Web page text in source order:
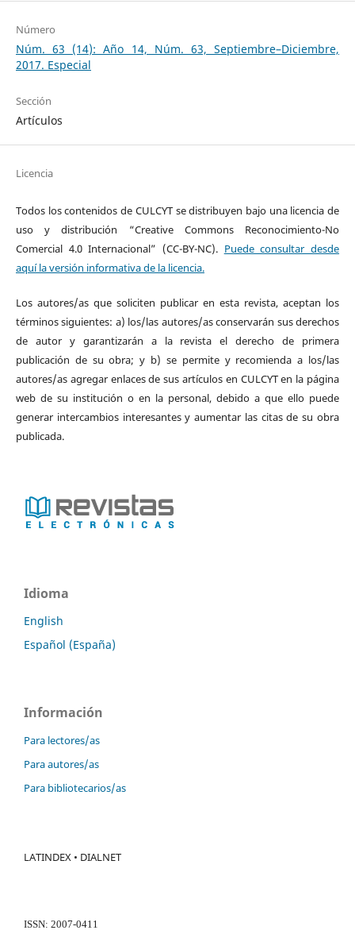
Número
Núm. 63 (14): Año 14, Núm. 63, Septiembre–Diciembre,
2017. Especial
Sección
Artículos
Licencia
Todos los contenidos de CULCYT se distribuyen bajo una licencia de
uso y distribución “Creative Commons Reconocimiento-No
Comercial 4.0 Internacional” (CC-BY-NC). Puede consultar desde
aquí la versión informativa de la licencia.
Los autores/as que soliciten publicar en esta revista, aceptan los
términos siguientes: a) los/las autores/as conservarán sus derechos
de autor y garantizarán a la revista el derecho de primera
publicación de su obra; y b) se permite y recomienda a los/las
autores/as agregar enlaces de sus artículos en CULCYT en la página
web de su institución o en la personal, debido a que ello puede
generar intercambios interesantes y aumentar las citas de su obra
publicada.
Idioma
English
Español (España)
Información
Para lectores/as
Para autores/as
Para bibliotecarios/as
LATINDEX • DIALNET
ISSN: 2007-0411